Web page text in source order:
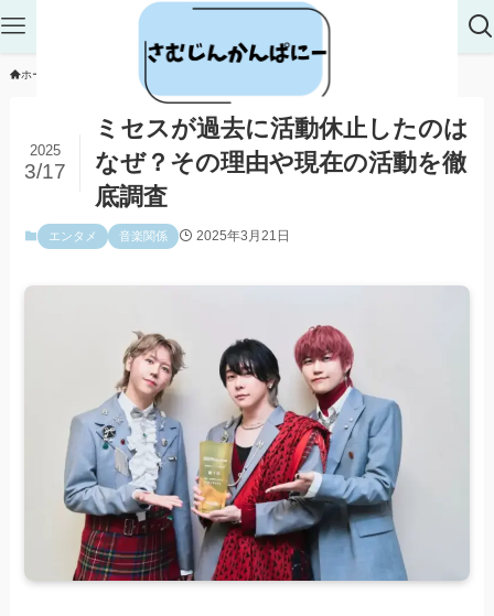
ホーム
ミセスが過去に活動休止したのは
なぜ？その理由や現在の活動を徹
底調査
2025
3/17
エンタメ 音楽関係 2025年3月21日